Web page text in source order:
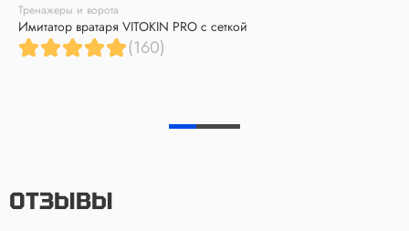
Тренажеры и ворота
Имитатор вратаря VITOKIN PRO с сеткой
(160)
ОТЗЫВЫ